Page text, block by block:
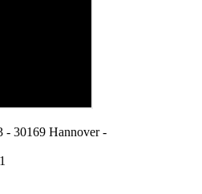
- 30169 Hannover -